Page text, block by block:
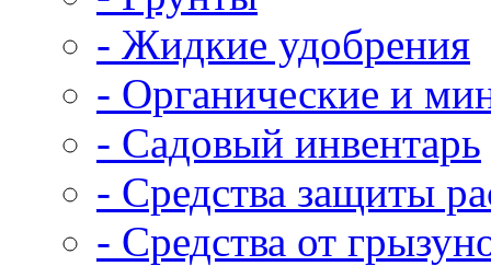
- Жидкие удобрения
- Органические и
- Садовый инвентарь
- Средства защиты
- Средства от